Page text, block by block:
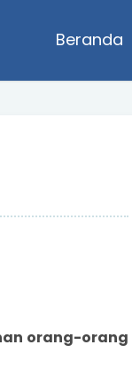
Beranda
orang-orang